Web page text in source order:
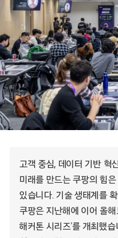
고객 중심, 데이터 기반 혁
미래를 만드는 쿠팡의 힘
있습니다. 기술 생태계를
쿠팡은 지난해에 이어 올
해커톤 시리즈’를 개최했